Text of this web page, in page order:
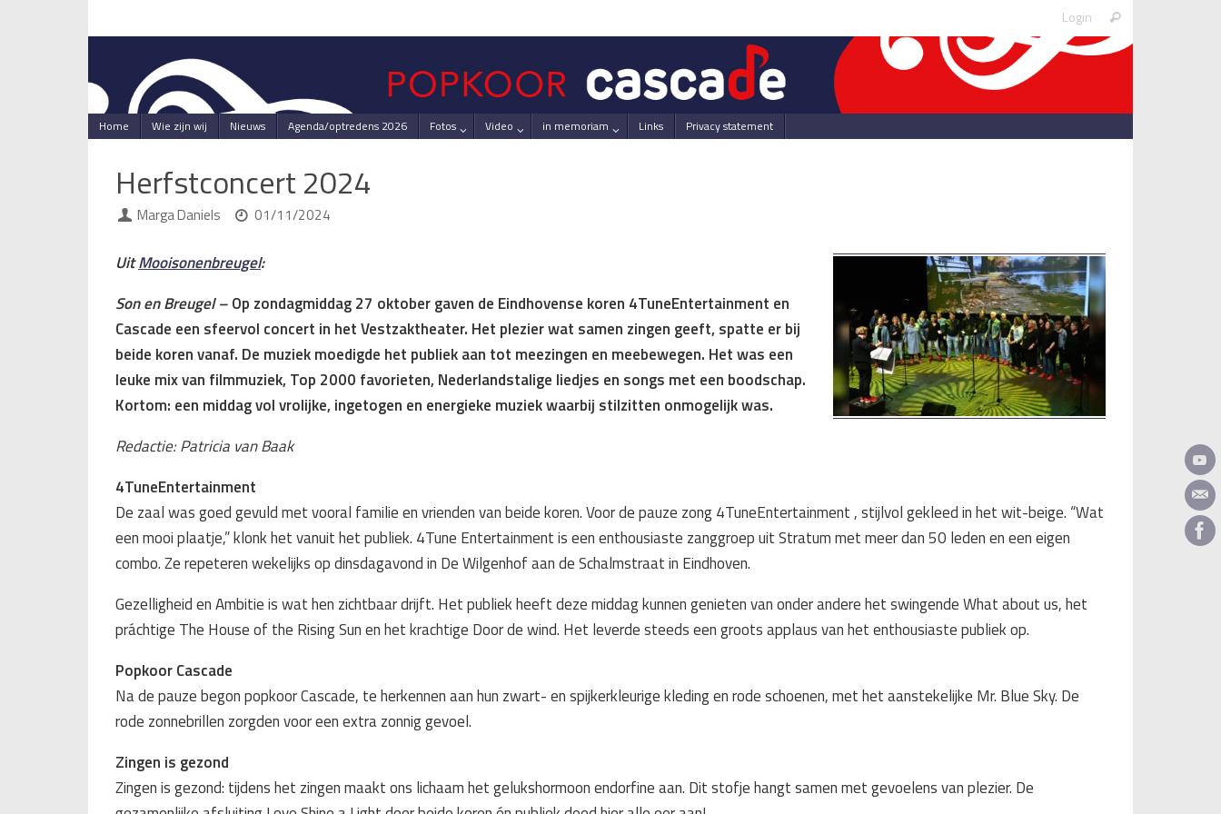
Login
for:
Search
Skip
to
Home Wie zijn wij Nieuws Agenda/optredens 2026 Fotos Video in memoriam Links Privacy statement
Herfstconcert 2024
Marga Daniels 01/11/2024
UitMooisonenbreugel:
Son en Breugel –Op zondagmiddag 27 oktober gaven de Eindhovense koren 4TuneEntertainment en
Cascade een sfeervol concert in het Vestzaktheater. Het plezier wat samen zingen geeft, spatte er bij
beide koren vanaf. De muziek moedigde het publiek aan tot meezingen en meebewegen. Het was een
leuke mix van filmmuziek, Top 2000 favorieten, Nederlandstalige liedjes en songs met een boodschap.
Kortom: een middag vol vrolijke, ingetogen en energieke muziek waarbij stilzitten onmogelijk was.
Redactie: Patricia van Baak
4TuneEntertainment
De zaal was goed gevuld met vooral familie en vrienden van beide koren. Voor de pauze zong 4TuneEntertainment , stijlvol gekleed in het wit-beige. “Wat
een mooi plaatje,” klonk het vanuit het publiek. 4Tune Entertainment is een enthousiaste zanggroep uit Stratum met meer dan 50 leden en een eigen
combo. Ze repeteren wekelijks op dinsdagavond in De Wilgenhof aan de Schalmstraat in Eindhoven.
Gezelligheid en Ambitie is wat hen zichtbaar drijft. Het publiek heeft deze middag kunnen genieten van onder andere het swingende What about us, het
práchtige The House of the Rising Sun en het krachtige Door de wind. Het leverde steeds een groots applaus van het enthousiaste publiek op.
Popkoor Cascade
Na de pauze begon popkoor Cascade, te herkennen aan hun zwart- en spijkerkleurige kleding en rode schoenen, met het aanstekelijke Mr. Blue Sky. De
rode zonnebrillen zorgden voor een extra zonnig gevoel.
Zingen is gezond
Zingen is gezond: tijdens het zingen maakt ons lichaam het gelukshormoon endorfine aan. Dit stofje hangt samen met gevoelens van plezier. De